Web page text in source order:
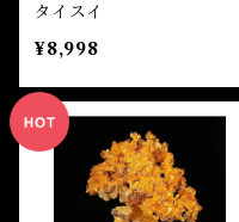
タイスイ
¥8,998